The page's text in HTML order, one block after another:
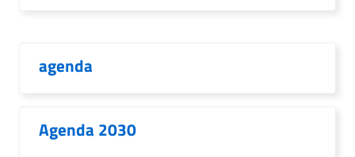
agenda
Agenda 2030